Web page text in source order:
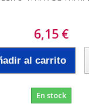
6,15 €
al carrito
En stock